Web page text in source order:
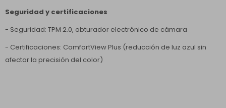
Seguridad y certificaciones
- Seguridad: TPM 2.0, obturador electrónico de cámara
- Certificaciones: ComfortView Plus (reducción de luz azul sin
afectar la precisión del color)